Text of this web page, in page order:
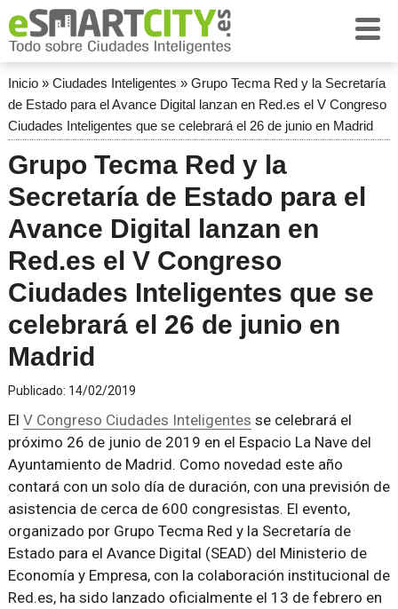
Inicio» Ciudades Inteligentes » Grupo Tecma Red y la Secretaría
de Estado para el Avance Digital lanzan en Red.es el V Congreso
Ciudades Inteligentes que se celebrará el 26 de junio en Madrid
Grupo Tecma Red y la
Secretaría de Estado para el
Avance Digital lanzan en
Red.es el V Congreso
Ciudades Inteligentes que se
celebrará el 26 de junio en
Madrid
Publicado: 14/02/2019
El V Congreso Ciudades Inteligentes se celebrará el
próximo 26 de junio de 2019 en el Espacio La Nave del
Ayuntamiento de Madrid. Como novedad este año
contará con un solo día de duración, con una previsión de
asistencia de cerca de 600 congresistas. El evento,
organizado por Grupo Tecma Red y la Secretaría de
Estado para el Avance Digital (SEAD) del Ministerio de
Economía y Empresa, con la colaboración institucional de
Red.es, ha sido lanzado oficialmente el 13 de febrero en